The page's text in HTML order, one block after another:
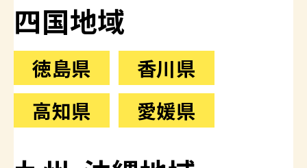
四国地域
徳島県
香川県
高知県
愛媛県